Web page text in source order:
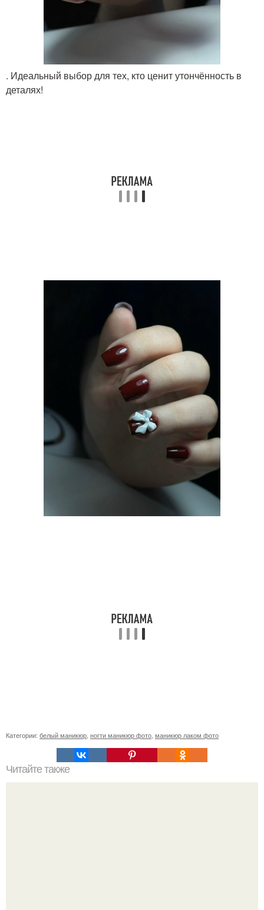
. Идеальный выбор для тех, кто ценит утончённость в
деталях!
Категории: белый маникюр ногти маникюр фото маникюр лаком фото
Читайте также